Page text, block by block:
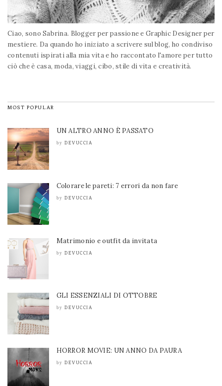
Ciao, sono Sabrina. Blogger per passione e Graphic Designer per
mestiere. Da quando ho iniziato a scrivere sul blog, ho condiviso
contenuti ispirati alla mia vita e ho raccontato l'amore per tutto
ciò che è casa, moda, viaggi, cibo, stile di vita e creatività.
MOST POPULAR
UN ALTRO ANNO È PASSATO
by DEVUCCIA
Colorare le pareti: 7 errori da non fare
by DEVUCCIA
Matrimonio e outfit da invitata
by DEVUCCIA
GLI ESSENZIALI DI OTTOBRE
by DEVUCCIA
HORROR MOVIE: UN ANNO DA PAURA
by DEVUCCIA